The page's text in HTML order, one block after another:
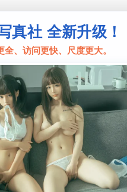
真社 全新升级！
全、访问更快、尺度更大。
精灵的美
403